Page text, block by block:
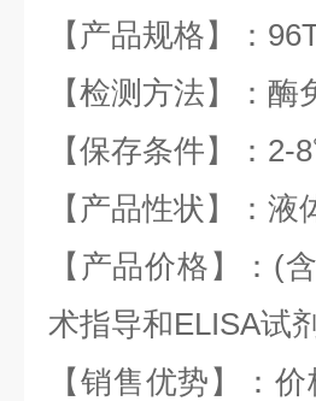
【产品规格】：
【检测方法】：
【保存条件】：2-
【产品性状】：液
【产品价格】：(
术指导和ELISA试
【销售优势】：